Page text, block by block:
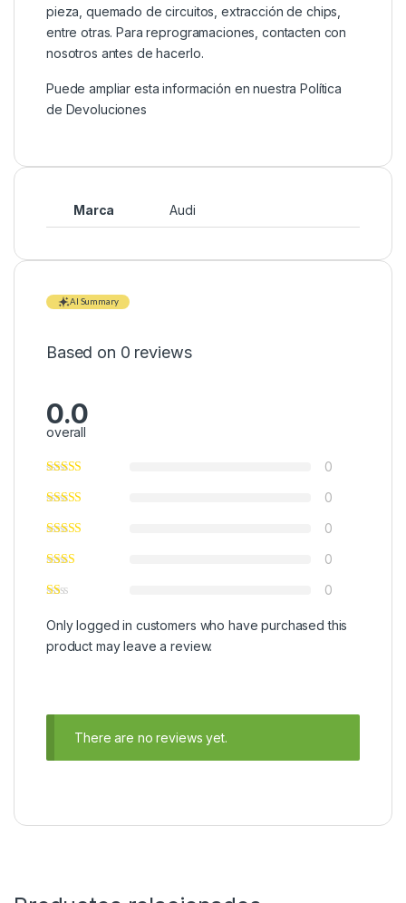
pieza, quemado de circuitos, extracción de chips,
entre otras. Para reprogramaciones, contacten con
nosotros antes de hacerlo.
Puede ampliar esta información en nuestraPolítica
de Devoluciones
Marca Audi
AI Summary
Based on 0 reviews
0.0
overall
0
0
0
0
0
Only logged in customers who have purchased this
product may leave a review.
There are no reviews yet.